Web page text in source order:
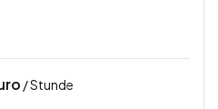
/ Stunde